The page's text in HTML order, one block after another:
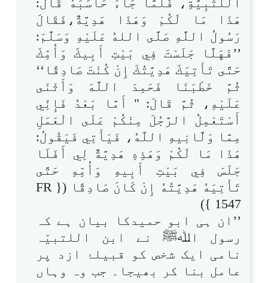
هَذَا مَا لَكُمْ وَهَذَا هَدِيَّةٌ،فَقَالَ
رَسُولُ اللَّهِ صَلَّى اللهُ عَلَيْهِ وَسَلَّمَ:
’’فَهَلَّا جَلَسْتَ فِي بَيْتِ أَبِيكَ وَأُمِّكَ
حَتَّى تَأْتِيَكَ هَدِيَّتُكَ إِنْ كُنْتَ صَادِقًا‘‘
ثُمَّ خَطَبَنَا فَحَمِدَ اللَّهَ وَأَثْنَى
عَلَيْهِ، ثُمَّ قَالَ: " أَمَّا بَعْدُ فَإِنِّي
أَسْتَعْمِلُ الرَّجُلَ مِنْكُمْ عَلَى الْعَمَلِ
مِمَّا وَلَّانِيهِ اللَّهُ، فَيَأْتِي فَيَقُولُ:
هَذَا مَا لَكُمْ وَهَذِهِ هَدِيَّةٌ لِي أَفَلَا
جَلَسَ فِي بَيْتِ أَبِيهِ وَأُمِّهِ حَتَّى
تَأْتِيَهُ هَدِيَّتُهُ إِنْ كَانَ صَادِقًا ({ FR
1547 })
’’ان ہی ابو حمیدکا بیان ہے کہ
رسول اﷲﷺ نے ابن اللتبیّہ
نامی ایک شخص کو قبیلۂ ازد پر
عامل بنا کر بھیجا۔ جب وہ وہاں